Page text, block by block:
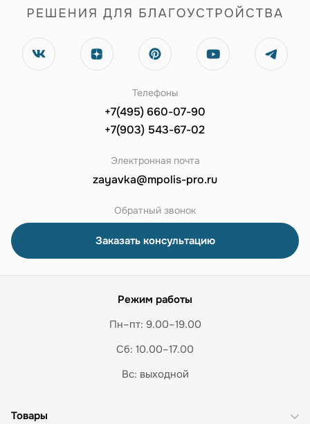
Телефоны
+7(495) 660-07-90
+7(903) 543-67-02
Электронная почта
zayavka@mpolis-pro.ru
Обратный звонок
Заказать консультацию
Режим работы
Пн–пт: 9.00–19.00
Сб: 10.00–17.00
Вс: выходной
Товары